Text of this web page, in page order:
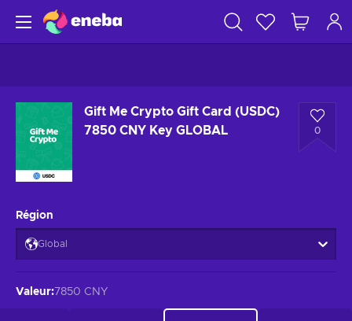
Gift Me Crypto Gift Card (USDC)
7850 CNY Key GLOBAL
0
Région
Global
Valeur:7850 CNY